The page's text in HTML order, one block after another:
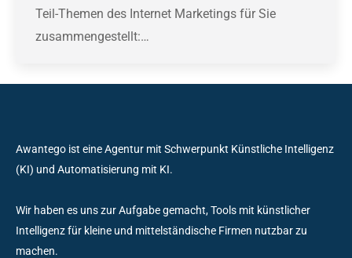
Teil-Themen des Internet Marketings für Sie
zusammengestellt:…
Awantego ist eine Agentur mit Schwerpunkt Künstliche Intelligenz
(KI) und Automatisierung mit KI.
Wir haben es uns zur Aufgabe gemacht, Tools mit künstlicher
Intelligenz für kleine und mittelständische Firmen nutzbar zu
machen.